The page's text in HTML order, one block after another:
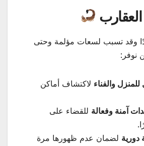
وقد تسبب لسعات مؤلمة وحتى
نوفر:
والفناء لاكتشاف أماكن
آمنة وفعالة للقضاء على
لضمان عدم ظهورها مرة